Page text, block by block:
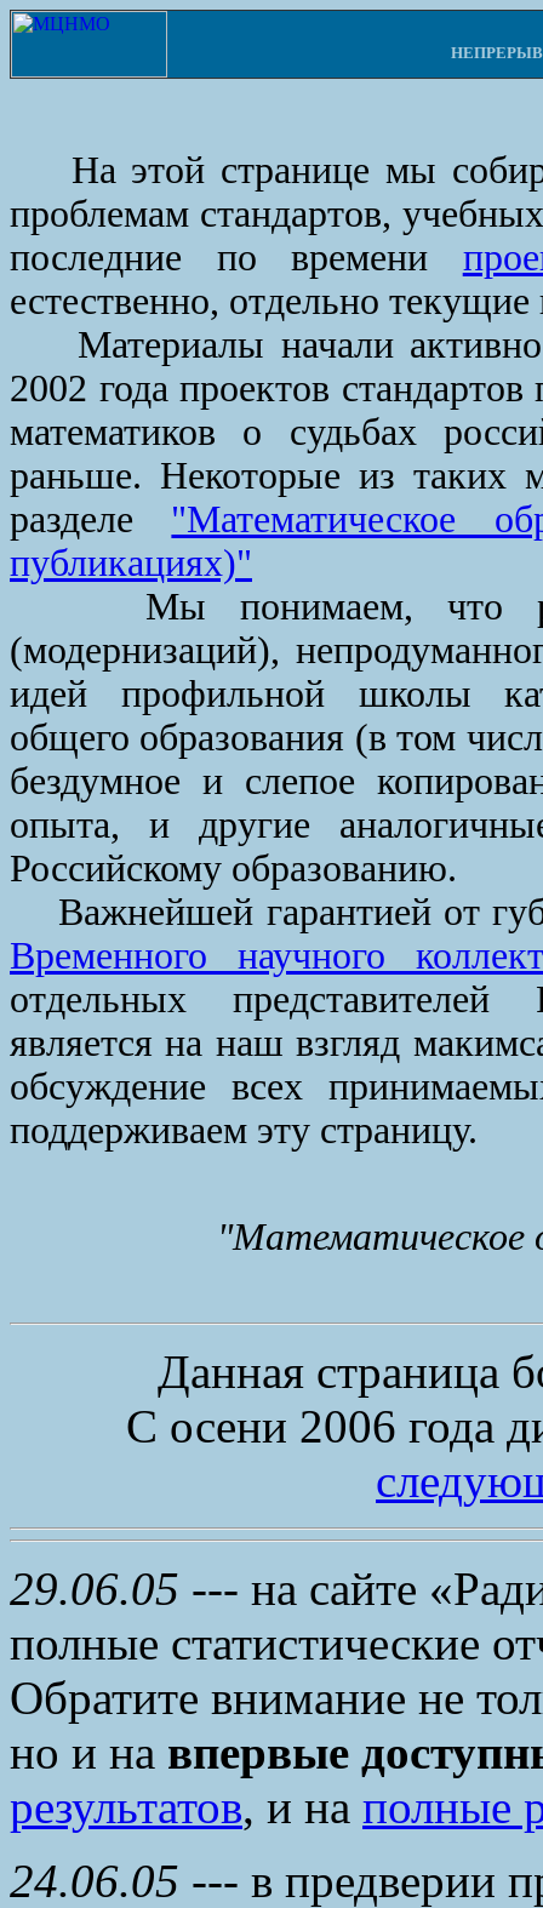
На этой странице мы
проблемам стандартов,
последние по времени
естественно, отдельно
Материалы начали активно
2002 года проектов
математиков о судьбах
раньше. Некоторые из таких
разделе "Математическое
публикациях)"
Мы понимаем, что
(модернизаций),
идей профильной школы
общего образования (в том
бездумное и слепое
опыта, и другие
Российскому образованию.
Важнейшей гарантией от
Временного научного
отдельных представителей
является на наш взгляд
обсуждение всех
поддерживаем эту страницу.
"Математическое
Данная страница
С осени 2006 года
29.06.05 --- на сайте
полные статистические
Обратите внимание не
но и на впервые
результатов, и на полные
24.06.05 --- в предверии